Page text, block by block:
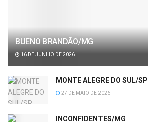
BUENO BRANDÃO/MG
16 DE JUNHO DE 2026
MONTE ALEGRE DO SUL/SP
27 DE MAIO DE 2026
INCONFIDENTES/MG